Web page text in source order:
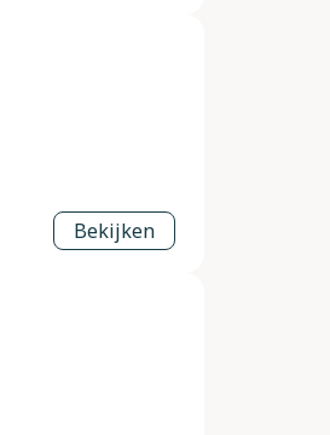
Bekijken